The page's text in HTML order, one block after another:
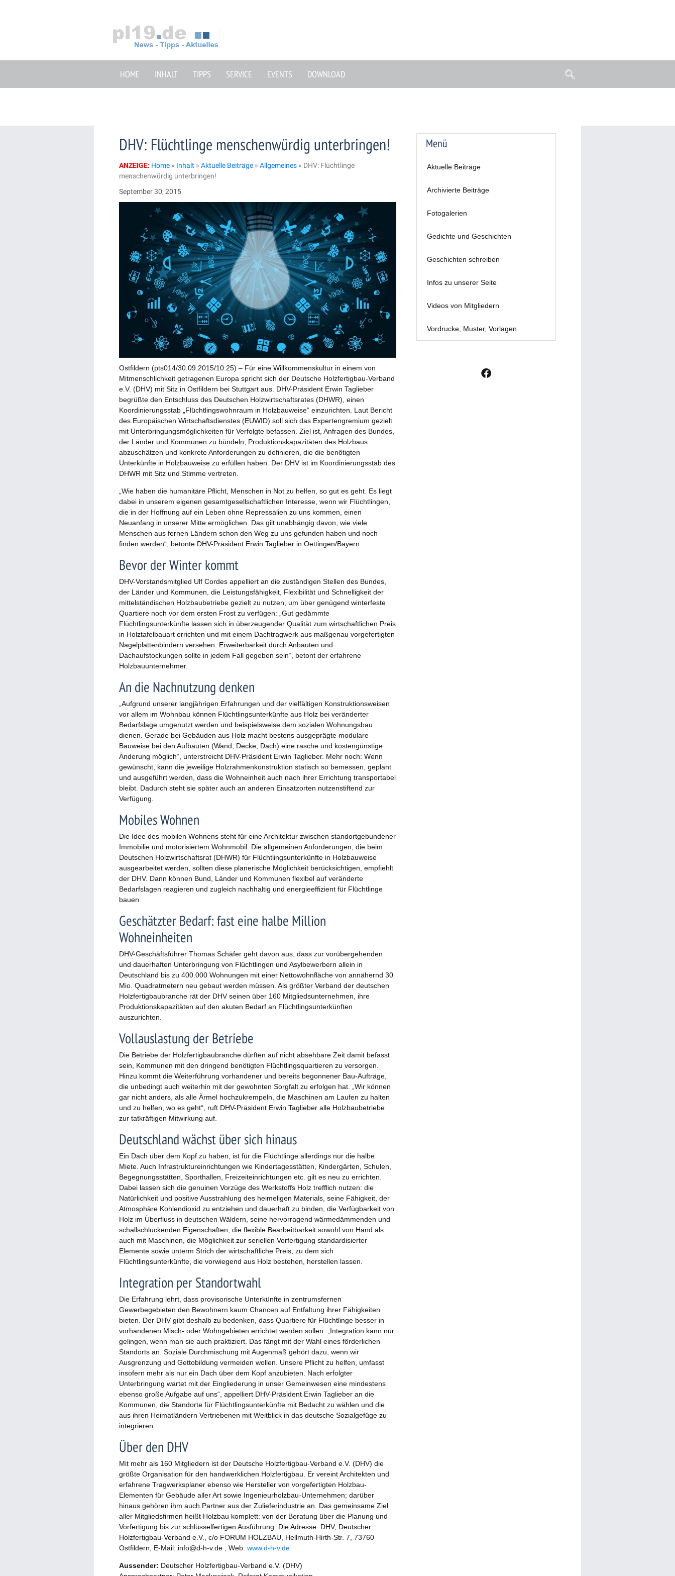
HOME INHALT TIPPS SERVICE EVENTS DOWNLOAD
DHV: Flüchtlinge menschenwürdig unterbringen!
ANZEIGE: Home » Inhalt » Aktuelle Beiträge » Allgemeines » DHV: Flüchtlinge
menschenwürdig unterbringen!
September 30, 2015
Ostfildern (pts014/30.09.2015/10:25) – Für eine Willkommenskultur in einem von
Mitmenschlichkeit getragenen Europa spricht sich der Deutsche Holzfertigbau-Verband
e.V. (DHV) mit Sitz in Ostfildern bei Stuttgart aus. DHV-Präsident Erwin Taglieber
begrüßte den Entschluss des Deutschen Holzwirtschaftsrates (DHWR), einen
Koordinierungsstab „Flüchtlingswohnraum in Holzbauweise“ einzurichten. Laut Bericht
des Europäischen Wirtschaftsdienstes (EUWID) soll sich das Expertengremium gezielt
mit Unterbringungsmöglichkeiten für Verfolgte befassen. Ziel ist, Anfragen des Bundes,
der Länder und Kommunen zu bündeln, Produktionskapazitäten des Holzbaus
abzuschätzen und konkrete Anforderungen zu definieren, die die benötigten
Unterkünfte in Holzbauweise zu erfüllen haben. Der DHV ist im Koordinierungsstab des
DHWR mit Sitz und Stimme vertreten.
„Wie haben die humanitäre Pflicht, Menschen in Not zu helfen, so gut es geht. Es liegt
dabei in unserem eigenen gesamtgesellschaftlichen Interesse, wenn wir Flüchtlingen,
die in der Hoffnung auf ein Leben ohne Repressalien zu uns kommen, einen
Neuanfang in unserer Mitte ermöglichen. Das gilt unabhängig davon, wie viele
Menschen aus fernen Ländern schon den Weg zu uns gefunden haben und noch
finden werden“, betonte DHV-Präsident Erwin Taglieber in Oettingen/Bayern.
Bevor der Winter kommt
DHV-Vorstandsmitglied Ulf Cordes appelliert an die zuständigen Stellen des Bundes,
der Länder und Kommunen, die Leistungsfähigkeit, Flexibilität und Schnelligkeit der
mittelständischen Holzbaubetriebe gezielt zu nutzen, um über genügend winterfeste
Quartiere noch vor dem ersten Frost zu verfügen: „Gut gedämmte
Flüchtlingsunterkünfte lassen sich in überzeugender Qualität zum wirtschaftlichen Preis
in Holztafelbauart errichten und mit einem Dachtragwerk aus maßgenau vorgefertigten
Nagelplattenbindern versehen. Erweiterbarkeit durch Anbauten und
Dachaufstockungen sollte in jedem Fall gegeben sein“, betont der erfahrene
Holzbauunternehmer.
An die Nachnutzung denken
„Aufgrund unserer langjährigen Erfahrungen und der vielfältigen Konstruktionsweisen
vor allem im Wohnbau können Flüchtlingsunterkünfte aus Holz bei veränderter
Bedarfslage umgenutzt werden und beispielsweise dem sozialen Wohnungsbau
dienen. Gerade bei Gebäuden aus Holz macht bestens ausgeprägte modulare
Bauweise bei den Aufbauten (Wand, Decke, Dach) eine rasche und kostengünstige
Änderung möglich“, unterstreicht DHV-Präsident Erwin Taglieber. Mehr noch: Wenn
gewünscht, kann die jeweilige Holzrahmenkonstruktion statisch so bemessen, geplant
und ausgeführt werden, dass die Wohneinheit auch nach ihrer Errichtung transportabel
bleibt. Dadurch steht sie später auch an anderen Einsatzorten nutzenstiftend zur
Verfügung.
Mobiles Wohnen
Die Idee des mobilen Wohnens steht für eine Architektur zwischen standortgebundener
Immobilie und motorisiertem Wohnmobil. Die allgemeinen Anforderungen, die beim
Deutschen Holzwirtschaftsrat (DHWR) für Flüchtlingsunterkünfte in Holzbauweise
ausgearbeitet werden, sollten diese planerische Möglichkeit berücksichtigen, empfiehlt
der DHV. Dann können Bund, Länder und Kommunen flexibel auf veränderte
Bedarfslagen reagieren und zugleich nachhaltig und energieeffizient für Flüchtlinge
bauen.
Geschätzter Bedarf: fast eine halbe Million
Wohneinheiten
DHV-Geschäftsführer Thomas Schäfer geht davon aus, dass zur vorübergehenden
und dauerhaften Unterbringung von Flüchtlingen und Asylbewerbern allein in
Deutschland bis zu 400.000 Wohnungen mit einer Nettowohnfläche von annähernd 30
Mio. Quadratmetern neu gebaut werden müssen. Als größter Verband der deutschen
Holzfertigbaubranche rät der DHV seinen über 160 Mitgliedsunternehmen, ihre
Produktionskapazitäten auf den akuten Bedarf an Flüchtlingsunterkünften
auszurichten.
Vollauslastung der Betriebe
Die Betriebe der Holzfertigbaubranche dürften auf nicht absehbare Zeit damit befasst
sein, Kommunen mit den dringend benötigten Flüchtlingsquartieren zu versorgen.
Hinzu kommt die Weiterführung vorhandener und bereits begonnener Bau-Aufträge,
die unbedingt auch weiterhin mit der gewohnten Sorgfalt zu erfolgen hat. „Wir können
gar nicht anders, als alle Ärmel hochzukrempeln, die Maschinen am Laufen zu halten
und zu helfen, wo es geht“, ruft DHV-Präsident Erwin Taglieber alle Holzbaubetriebe
zur tatkräftigen Mitwirkung auf.
Deutschland wächst über sich hinaus
Ein Dach über dem Kopf zu haben, ist für die Flüchtlinge allerdings nur die halbe
Miete. Auch Infrastruktureinrichtungen wie Kindertagesstätten, Kindergärten, Schulen,
Begegnungsstätten, Sporthallen, Freizeiteinrichtungen etc. gilt es neu zu errichten.
Dabei lassen sich die genuinen Vorzüge des Werkstoffs Holz trefflich nutzen: die
Natürlichkeit und positive Ausstrahlung des heimeligen Materials, seine Fähigkeit, der
Atmosphäre Kohlendioxid zu entziehen und dauerhaft zu binden, die Verfügbarkeit von
Holz im Überfluss in deutschen Wäldern, seine hervorragend wärmedämmenden und
schallschluckenden Eigenschaften, die flexible Bearbeitbarkeit sowohl von Hand als
auch mit Maschinen, die Möglichkeit zur seriellen Vorfertigung standardisierter
Elemente sowie unterm Strich der wirtschaftliche Preis, zu dem sich
Flüchtlingsunterkünfte, die vorwiegend aus Holz bestehen, herstellen lassen.
Integration per Standortwahl
Die Erfahrung lehrt, dass provisorische Unterkünfte in zentrumsfernen
Gewerbegebieten den Bewohnern kaum Chancen auf Entfaltung ihrer Fähigkeiten
bieten. Der DHV gibt deshalb zu bedenken, dass Quartiere für Flüchtlinge besser in
vorhandenen Misch- oder Wohngebieten errichtet werden sollen. „Integration kann nur
gelingen, wenn man sie auch praktiziert. Das fängt mit der Wahl eines förderlichen
Standorts an. Soziale Durchmischung mit Augenmaß gehört dazu, wenn wir
Ausgrenzung und Gettobildung vermeiden wollen. Unsere Pflicht zu helfen, umfasst
insofern mehr als nur ein Dach über dem Kopf anzubieten. Nach erfolgter
Unterbringung wartet mit der Eingliederung in unser Gemeinwesen eine mindestens
ebenso große Aufgabe auf uns“, appelliert DHV-Präsident Erwin Taglieber an die
Kommunen, die Standorte für Flüchtlingsunterkünfte mit Bedacht zu wählen und die
aus ihren Heimatländern Vertriebenen mit Weitblick in das deutsche Sozialgefüge zu
integrieren.
Über den DHV
Mit mehr als 160 Mitgliedern ist der Deutsche Holzfertigbau-Verband e.V. (DHV) die
größte Organisation für den handwerklichen Holzfertigbau. Er vereint Architekten und
erfahrene Tragwerksplaner ebenso wie Hersteller von vorgefertigten Holzbau-
Elementen für Gebäude aller Art sowie Ingenieurholzbau-Unternehmen; darüber
hinaus gehören ihm auch Partner aus der Zulieferindustrie an. Das gemeinsame Ziel
aller Mitgliedsfirmen heißt Holzbau komplett: von der Beratung über die Planung und
Vorfertigung bis zur schlüsselfertigen Ausführung. Die Adresse: DHV, Deutscher
Holzfertigbau-Verband e.V., c/o FORUM HOLZBAU, Hellmuth-Hirth-Str. 7, 73760
Ostfildern, E-Mail: info@d-h-v.de , Web: www.d-h-v.de
Aussender: Deutscher Holzfertigbau-Verband e.V. (DHV)
Menü
Aktuelle Beiträge
Archivierte Beiträge
Fotogalerien
Gedichte und Geschichten
Geschichten schreiben
Infos zu unserer Seite
Videos von Mitgliedern
Vordrucke, Muster, Vorlagen
F
a